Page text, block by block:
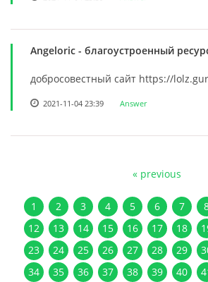
Angeloric - благоустроенный
добросовестный сайт https://
2021-11-04 23:39 Answer
« previous
1 2 3 4 5 6 7
12
13 14 15 16 17 18
23
24 25 26 27 28 29
34
35 36 37 38 39 40